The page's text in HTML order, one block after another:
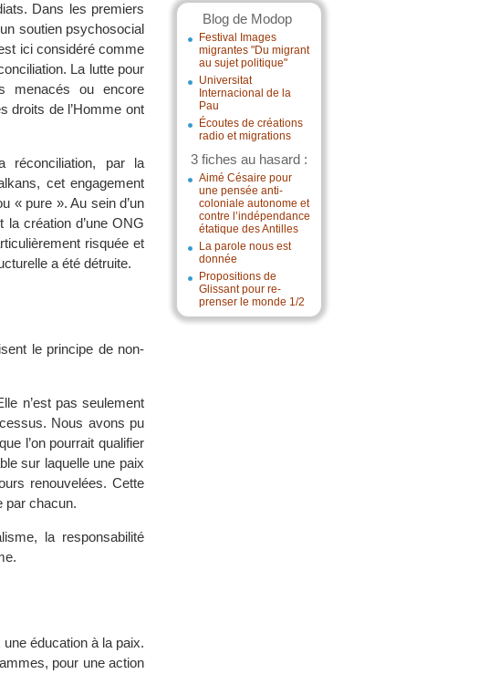
Blog de Modop
Festival Images
migrantes "Du migrant
au sujet politique"
Universitat
Internacional de la
Pau
Écoutes de créations
radio et migrations
3 fiches au hasard :
Aimé Césaire pour
une pensée anti-
coloniale autonome et
contre l’indépendance
étatique des Antilles
La parole nous est
donnée
Propositions de
Glissant pour re-
prenser le monde 1/2
Dans les premiers
soutien psychosocial
ici considéré comme
La lutte pour
menacés ou encore
droits de l’Homme ont
réconciliation, par la
cet engagement
« pure ». Au sein d’un
la création d’une ONG
risquée et
a été détruite.
le principe de non-
n’est pas seulement
Nous avons pu
l’on pourrait qualifier
sur laquelle une paix
renouvelées. Cette
par chacun.
la responsabilité
éducation à la paix.
pour une action